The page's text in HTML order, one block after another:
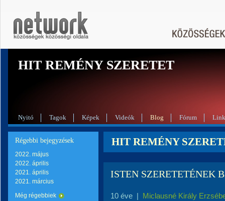
HIT REMÉNY SZERETET
Nyitó Tagok Képek Videók Blog Fórum
Régebbi bejegyzések
2022. május
2022. április
2021. április
2021. március
Még régebbiek
HIT REMÉNY
ISTEN SZERETETÉNEK
10 éve | Miclausné Király